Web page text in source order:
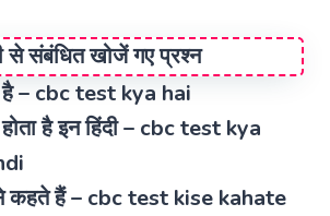
से संबंधित खोजें गए प्रश्न
है – cbc test kya hai
है इन हिंदी – cbc test kya
कहते हैं – cbc test kise kahate